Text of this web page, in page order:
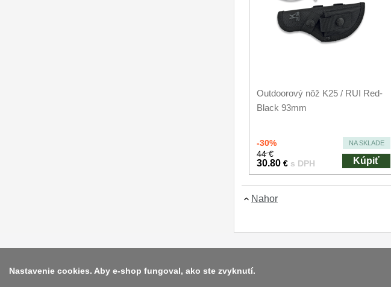
Outdoorový nôž K25 / RUI Red-
Black 93mm
-30% NA SKLADE
44 €
30.80 € s DPH Kúpiť
Nahor
Nastavenie cookies. Aby e-shop fungoval, ako ste zvyknutí.